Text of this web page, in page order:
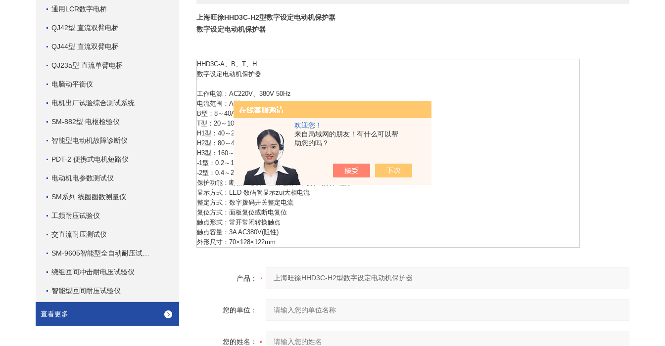
欢迎您！
来自局域网的朋友！有什么可以帮
助您的吗？
通用LCR数字电桥
QJ42型 直流双臂电桥
QJ44型 直流双臂电桥
QJ23a型 直流单臂电桥
电脑动平衡仪
电机出厂试验综合测试系统
SM-882型 电枢检验仪
智能型电动机故障诊断仪
PDT-2 便携式电机短路仪
电动机电参数测试仪
SM系列 线圈圈数测量仪
工频耐压试验仪
交直流耐压测试仪
绕组匝间冲击耐电压试验仪
智能型匝间耐压试验仪
查看更多
上海旺徐HHD3C-H2型数字设定电动机保护器
数字设定电动机保护器
HHD3C-A、B、T、H
数字设定电动机保护器
工作电源：AC220V、380V 50Hz
电流范围：A型：2～20A
B型：8～40A
T型：20～100A
H1型：40～200A
H2型：80～400A
H3型：160～800A
-1型：0.2～1A
-2型：0.4～2A
保护功能：断相、过载、三相电流不平衡、堵转、短路
显示方式：LED 数码管显示zui大相电流
整定方式：数字拨码开关整定电流
复位方式：面板复位或断电复位
触点形式：常开常闭转换触点
触点容量：3A AC380V(阻性)
外形尺寸：70×128×122mm
产品：
您的单位：
您的姓名：